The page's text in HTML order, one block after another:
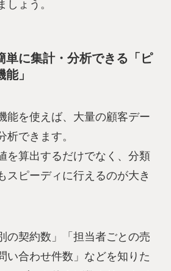
しょう。
単に集計・分析できる「ピ
」
能を使えば、大量の顧客デー
析できます。
を算出するだけでなく、分類
スピーディに行えるのが大き
の契約数」「担当者ごとの売
い合わせ件数」などを知りた